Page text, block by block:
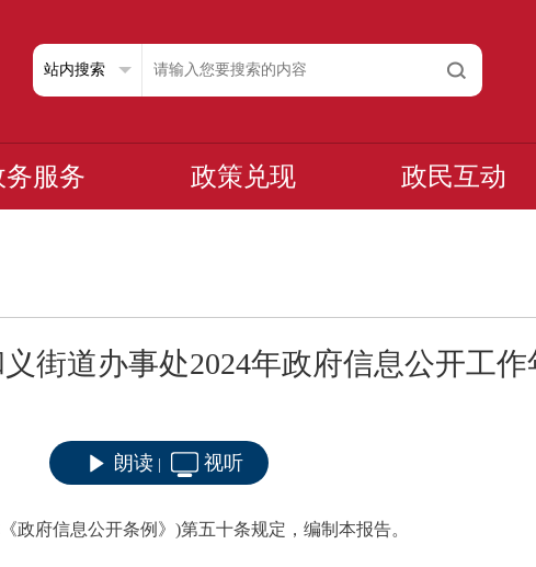
务服务 政策兑现 政民互动
街道办事处2024年政府信息公开工作
朗读 视听
政府信息公开条例》)第五十条规定，编制本报告。